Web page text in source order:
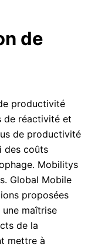
de
productivité
de réactivité et
de productivité
des coûts
Mobilitys
Global Mobile
proposées
une maîtrise
de la
mettre à